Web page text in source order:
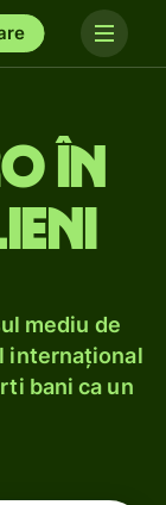
în
mediu de
internațional
bani ca un